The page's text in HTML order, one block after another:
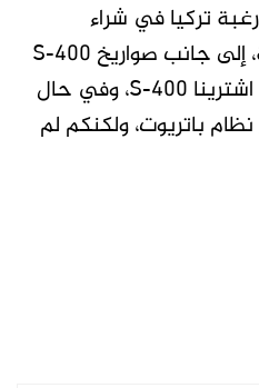
تركيا في شراء
منظومة باتريوت الأمريكية، إلى جانب صواريخ S-400
الروسية. وأضاف: “قلنا لكم اشترينا S-400، وفي حال
باتريوت، ولكنكم لم